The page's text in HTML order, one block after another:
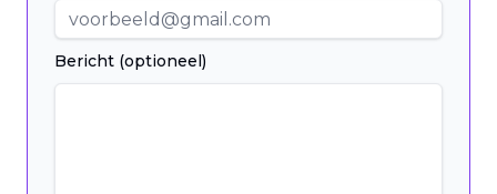
Bericht (optioneel)